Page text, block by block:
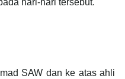
hari-hari tersebut.
SAW dan ke atas ahli